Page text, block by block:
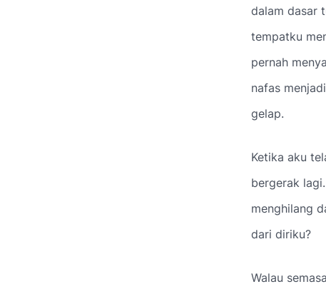
dalam dasar
tempatku
pernah
nafas
gelap.
Ketika aku
bergerak
menghilang
dari diriku?
Walau